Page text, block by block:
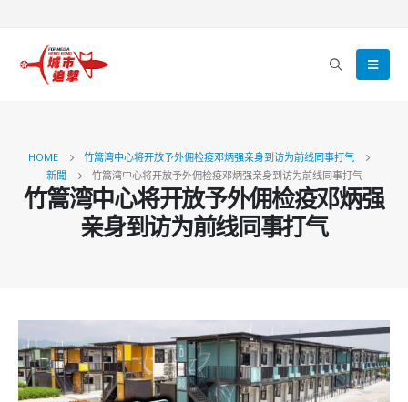
HOME
竹篙湾中心将开放予外佣检疫邓炳强亲身到访为前线同事打气
新聞
竹篙湾中心将开放予外佣检疫邓炳强亲身到访为前线同事打气
竹篙湾中心将开放予外佣检疫邓炳强
亲身到访为前线同事打气